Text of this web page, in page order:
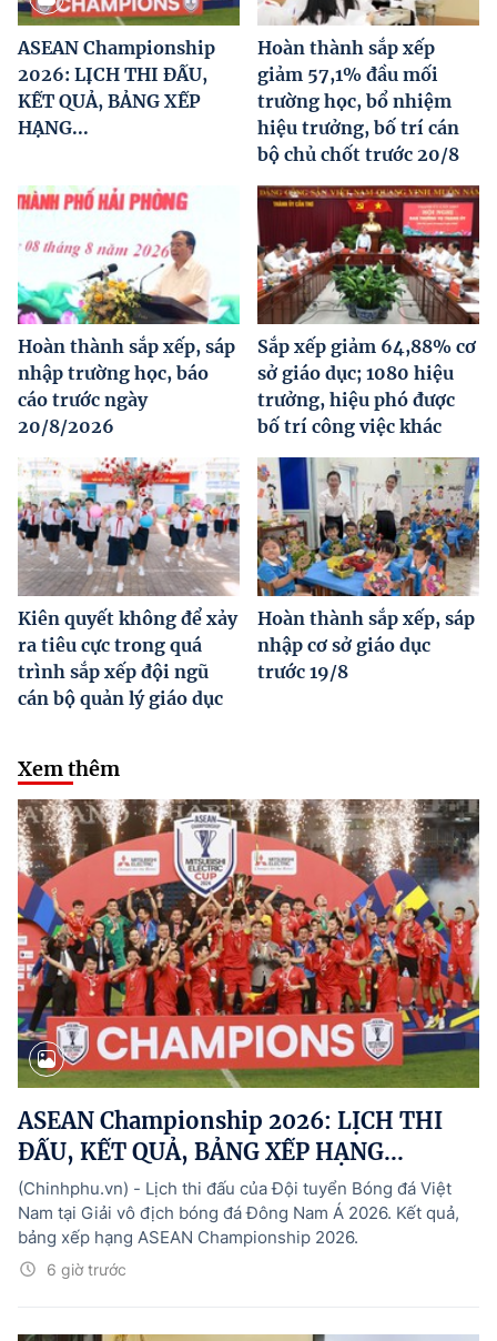
ASEAN Championship
2026: LỊCH THI ĐẤU,
KẾT QUẢ, BẢNG XẾP
HẠNG...
Hoàn thành sắp xếp
giảm 57,1% đầu mối
trường học, bổ nhiệm
hiệu trưởng, bố trí cán
bộ chủ chốt trước 20/8
Hoàn thành sắp xếp, sáp
nhập trường học, báo
cáo trước ngày
20/8/2026
Sắp xếp giảm 64,88% cơ
sở giáo dục; 1080 hiệu
trưởng, hiệu phó được
bố trí công việc khác
Kiên quyết không để xảy
ra tiêu cực trong quá
trình sắp xếp đội ngũ
cán bộ quản lý giáo dục
Hoàn thành sắp xếp, sáp
nhập cơ sở giáo dục
trước 19/8
Xem thêm
ASEAN Championship 2026: LỊCH THI
ĐẤU, KẾT QUẢ, BẢNG XẾP HẠNG...
6 giờ trước
(Chinhphu.vn) - Lịch thi đấu của Đội tuyển Bóng đá Việt
Nam tại Giải vô địch bóng đá Đông Nam Á 2026. Kết quả,
bảng xếp hạng ASEAN Championship 2026.